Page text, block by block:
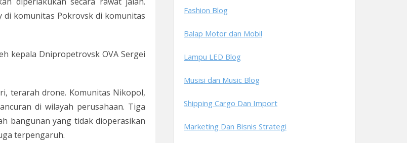
komunitas Pokrovsk di komunitas
kepala Dnipropetrovsk OVA Sergei
terarah drone. Komunitas Nikopol,
di wilayah perusahaan. Tiga
bangunan yang tidak dioperasikan
terpengaruh.
Fashion Blog
Balap Motor dan Mobil
Lampu LED Blog
Musisi dan Music Blog
Shipping Cargo Dan Import
Marketing Dan Bisnis Strategi